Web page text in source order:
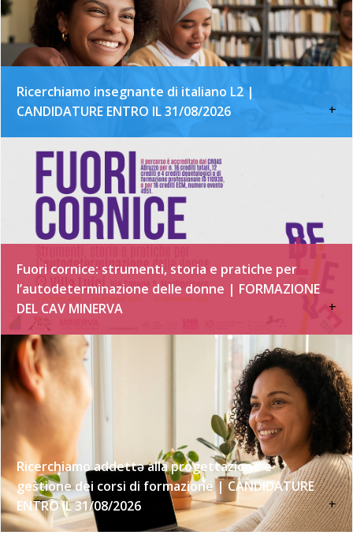
Ricerchiamo insegnante di italiano L2 |
CANDIDATURE ENTRO IL 31/08/2026
+
Fuori cornice: strumenti, storia e pratiche per
l’autodeterminazione delle donne | FORMAZIONE
DEL CAV MINERVA
+
Ricerchiamo addettə alla progettazione e
gestione dei corsi di formazione | CANDIDATURE
ENTRO IL 31/08/2026
+